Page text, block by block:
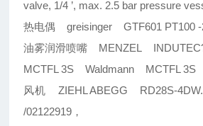
valve, 1/4 ’, max. 2.5 bar pressure
热电偶 greisinger GTF601 PT100
油雾润滑喷嘴 MENZEL
MCTFL 3S Waldmann MCTFL 3S
风机 ZIEHL ABEGG RD28S-
/02122919，